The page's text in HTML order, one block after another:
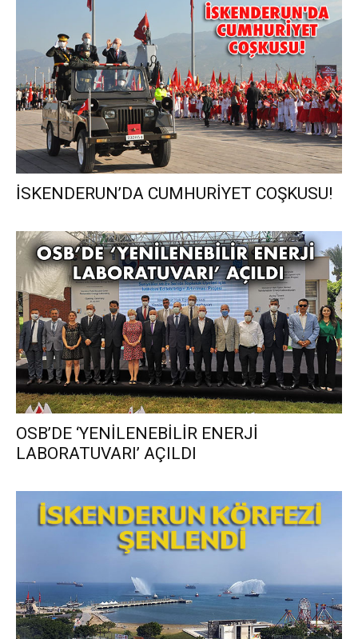
İSKENDERUN’DA CUMHURİYET COŞKUSU!
OSB’DE ‘YENİLENEBİLİR ENERJİ
LABORATUVARI’ AÇILDI